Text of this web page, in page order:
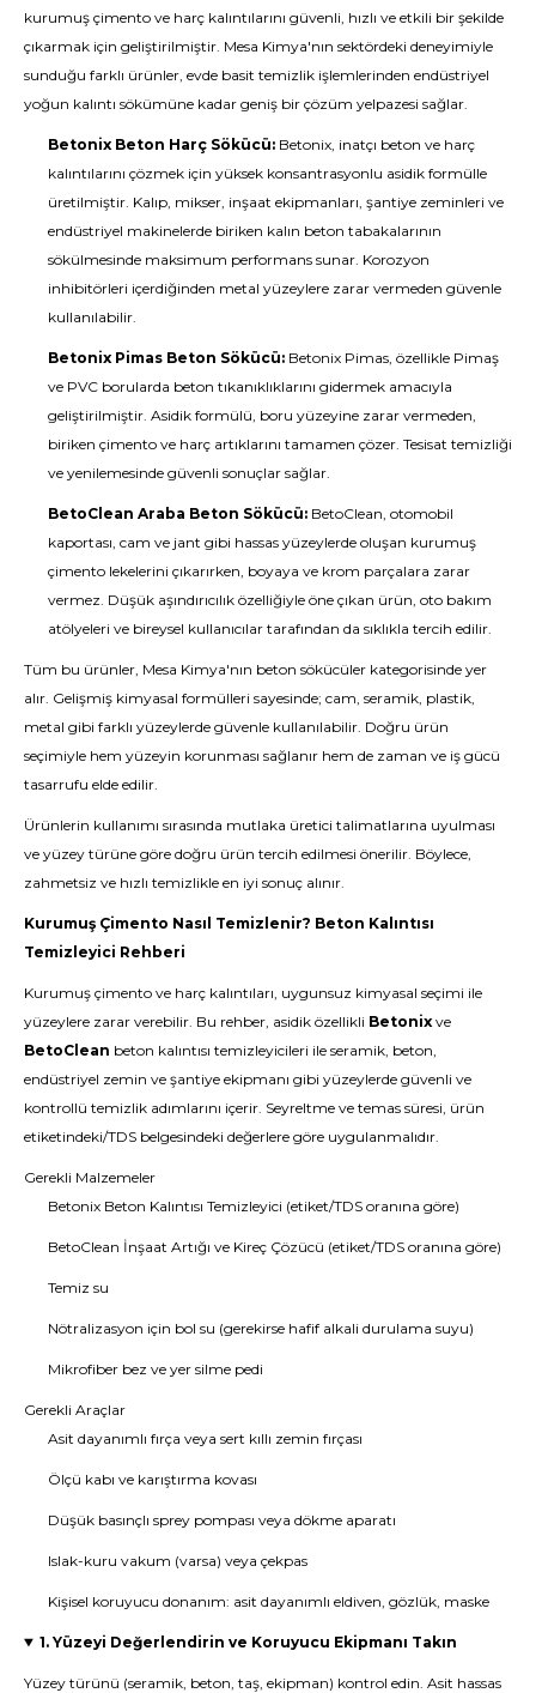
kurumuş çimento ve harç kalıntılarını güvenli, hızlı ve etkili bir şekilde
çıkarmak için geliştirilmiştir. Mesa Kimya'nın sektördeki deneyimiyle
sunduğu farklı ürünler, evde basit temizlik işlemlerinden endüstriyel
yoğun kalıntı sökümüne kadar geniş bir çözüm yelpazesi sağlar.
Betonix Beton Harç Sökücü: Betonix, inatçı beton ve harç
kalıntılarını çözmek için yüksek konsantrasyonlu asidik formülle
üretilmiştir. Kalıp, mikser, inşaat ekipmanları, şantiye zeminleri ve
endüstriyel makinelerde biriken kalın beton tabakalarının
sökülmesinde maksimum performans sunar. Korozyon
inhibitörleri içerdiğinden metal yüzeylere zarar vermeden güvenle
kullanılabilir.
Betonix Pimas Beton Sökücü: Betonix Pimas, özellikle Pimaş
ve PVC borularda beton tıkanıklıklarını gidermek amacıyla
geliştirilmiştir. Asidik formülü, boru yüzeyine zarar vermeden,
biriken çimento ve harç artıklarını tamamen çözer. Tesisat temizliği
ve yenilemesinde güvenli sonuçlar sağlar.
BetoClean Araba Beton Sökücü: BetoClean, otomobil
kaportası, cam ve jant gibi hassas yüzeylerde oluşan kurumuş
çimento lekelerini çıkarırken, boyaya ve krom parçalara zarar
vermez. Düşük aşındırıcılık özelliğiyle öne çıkan ürün, oto bakım
atölyeleri ve bireysel kullanıcılar tarafından da sıklıkla tercih edilir.
Tüm bu ürünler, Mesa Kimya'nın beton sökücüler kategorisinde yer
alır. Gelişmiş kimyasal formülleri sayesinde; cam, seramik, plastik,
metal gibi farklı yüzeylerde güvenle kullanılabilir. Doğru ürün
seçimiyle hem yüzeyin korunması sağlanır hem de zaman ve iş gücü
tasarrufu elde edilir.
Ürünlerin kullanımı sırasında mutlaka üretici talimatlarına uyulması
ve yüzey türüne göre doğru ürün tercih edilmesi önerilir. Böylece,
zahmetsiz ve hızlı temizlikle en iyi sonuç alınır.
Kurumuş Çimento Nasıl Temizlenir? Beton Kalıntısı
Temizleyici Rehberi
Kurumuş çimento ve harç kalıntıları, uygunsuz kimyasal seçimi ile
yüzeylere zarar verebilir. Bu rehber, asidik özellikli Betonixve
BetoClean beton kalıntısı temizleyicileri ile seramik, beton,
endüstriyel zemin ve şantiye ekipmanı gibi yüzeylerde güvenli ve
kontrollü temizlik adımlarını içerir. Seyreltme ve temas süresi, ürün
etiketindeki/TDS belgesindeki değerlere göre uygulanmalıdır.
Gerekli Malzemeler
Betonix Beton Kalıntısı Temizleyici (etiket/TDS oranına göre)
BetoClean İnşaat Artığı ve Kireç Çözücü (etiket/TDS oranına göre)
Temiz su
Nötralizasyon için bol su (gerekirse hafif alkali durulama suyu)
Mikrofiber bez ve yer silme pedi
Gerekli Araçlar
Asit dayanımlı fırça veya sert kıllı zemin fırçası
Ölçü kabı ve karıştırma kovası
Düşük basınçlı sprey pompası veya dökme aparatı
Islak-kuru vakum (varsa) veya çekpas
Kişisel koruyucu donanım: asit dayanımlı eldiven, gözlük, maske
1. Yüzeyi Değerlendirin ve Koruyucu Ekipmanı Takın
Yüzey türünü (seramik, beton, taş, ekipman) kontrol edin. Asit hassas